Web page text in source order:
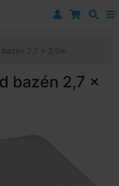
2,7 x 2,0m
bazén 2,7 x